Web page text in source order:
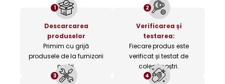
1
Descarcarea
produselor
Primim cu grijă
produsele de la furnizorii
noștri.
2
Verificarea și
testarea:
Fiecare produs este
verificat și testat de
colegii noștri.
3 4